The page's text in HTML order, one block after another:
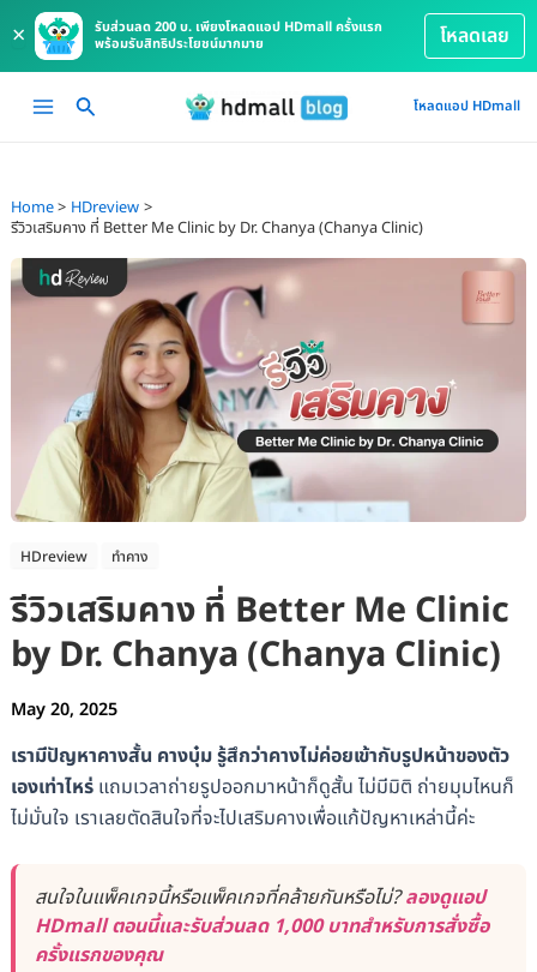
×
รับส่วนลด 200 บ. เพียงโหลดแอป HDmall ครั้งแรก
พร้อมรับสิทธิประโยชน์มากมาย
โหลดเลย
Main
โหลดแอป HDmall
Home
HDreview
รีวิวเสริมคาง ที่ Better Me Clinic by Dr. Chanya (Chanya Clinic)
HDreview ทำคาง
รีวิวเสริมคาง ที่ Better Me Clinic
by Dr. Chanya (Chanya Clinic)
May 20, 2025
เรามีปัญหาคางสั้น คางบุ๋ม รู้สึกว่าคางไม่ค่อยเข้ากับรูปหน้าของตัว
เองเท่าไหร่แถมเวลาถ่ายรูปออกมาหน้าก็ดูสั้น ไม่มีมิติ ถ่ายมุมไหนก็
ไม่มั่นใจ เราเลยตัดสินใจที่จะไปเสริมคางเพื่อแก้ปัญหาเหล่านี้ค่ะ
สนใจในแพ็คเกจนี้หรือแพ็คเกจที่คล้ายกันหรือไม่?ลองดูแอป
HDmall ตอนนี้และรับส่วนลด 1,000 บาทสำหรับการสั่งซื้อ
ครั้งแรกของคุณ